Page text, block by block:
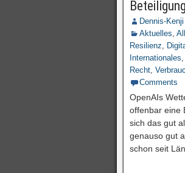
Dennis-
Aktuelles,
Resilienz,
Internationales,
Recht,
Comments
OpenAIs
offenbar eine
sich das gut
genauso gut
schon seit